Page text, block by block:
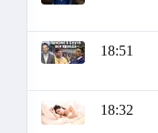
18:51
18:32